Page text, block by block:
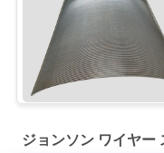
ジョンソン ワイヤー